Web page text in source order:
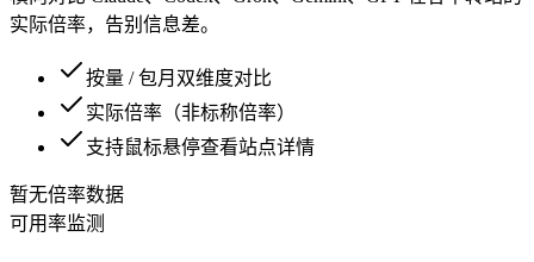
实际倍率，告别信息差。
按量 / 包月双维度对比
实际倍率（非标称倍率）
支持鼠标悬停查看站点详情
暂无倍率数据
可用率监测